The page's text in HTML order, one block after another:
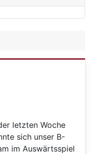
letzten Woche
sich unser B-
im Auswärtsspiel